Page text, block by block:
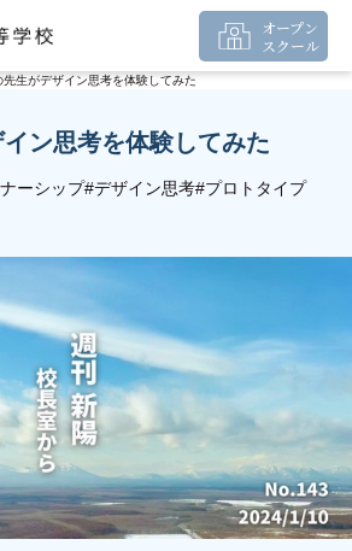
オープン
スクール
先生がデザイン思考を体験してみた
ン思考を体験してみた
ーシップ#デザイン思考#プロトタイプ